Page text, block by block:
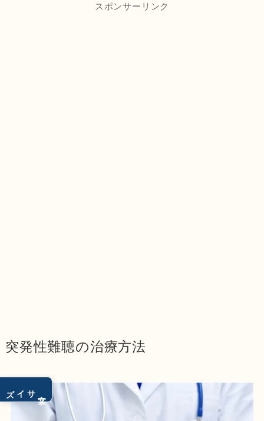
サイズ
スポンサーリンク
突発性難聴の治療方法